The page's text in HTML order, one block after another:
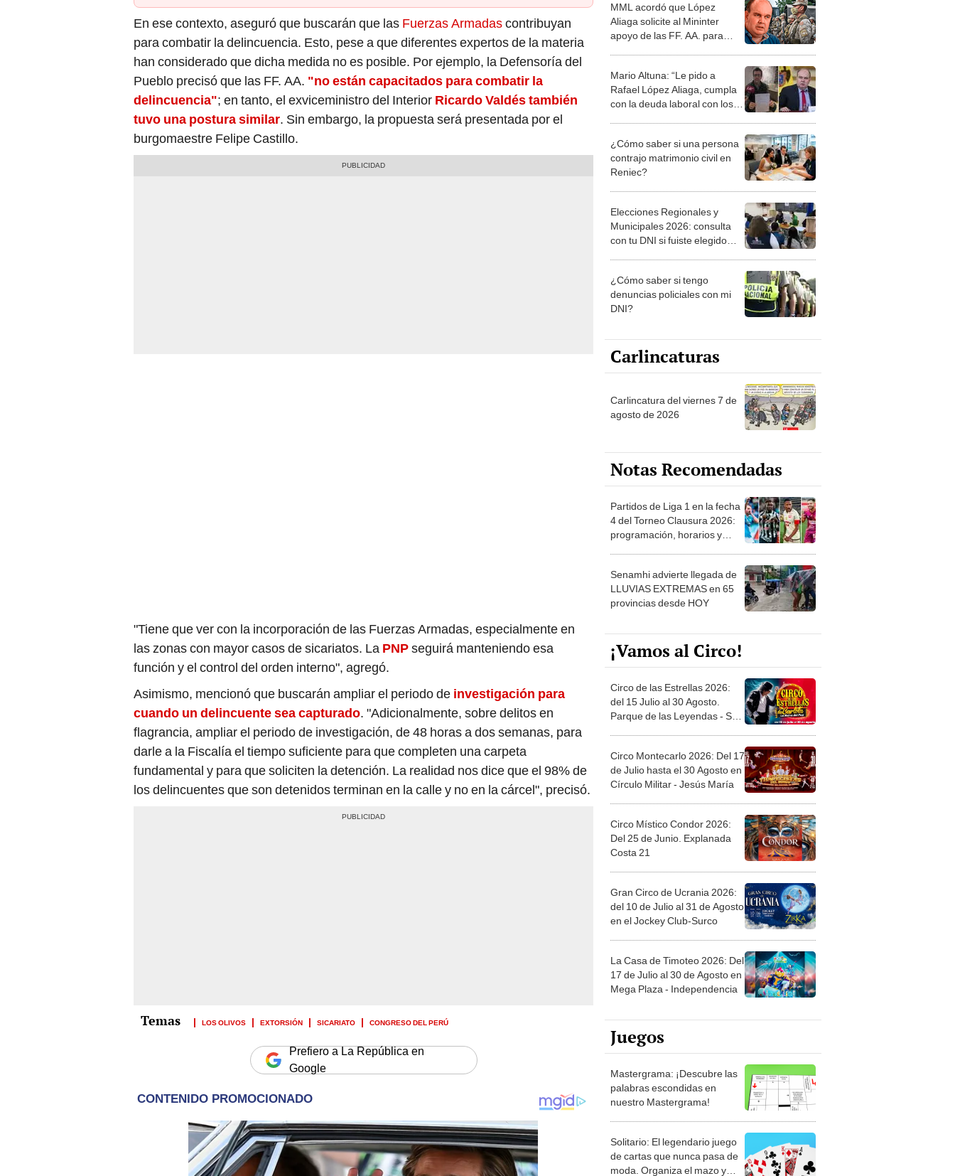
En ese contexto, aseguró que buscarán que las Fuerzas Armadascontribuyan
para combatir la delincuencia. Esto, pese a que diferentes expertos de la materia
han considerado que dicha medida no es posible. Por ejemplo, la Defensoría del
Pueblo precisó que las FF. AA. "no están capacitados para combatir la
delincuencia"; en tanto, el exviceministro del Interior Ricardo Valdés también
tuvo una postura similar. Sin embargo, la propuesta será presentada por el
burgomaestre Felipe Castillo.
"Tiene que ver con la incorporación de las Fuerzas Armadas, especialmente en
las zonas con mayor casos de sicariatos. La PNPseguirá manteniendo esa
función y el control del orden interno", agregó.
Asimismo, mencionó que buscarán ampliar el periodo de investigación para
cuando un delincuente sea capturado. "Adicionalmente, sobre delitos en
flagrancia, ampliar el periodo de investigación, de 48 horas a dos semanas, para
darle a la Fiscalía el tiempo suficiente para que completen una carpeta
fundamental y para que soliciten la detención. La realidad nos dice que el 98% de
los delincuentes que son detenidos terminan en la calle y no en la cárcel", precisó.
LOS OLIVOS EXTORSIÓN SICARIATO CONGRESO DEL PERÚ
Prefiero a La República en
Google
MML acordó que López
Aliaga solicite al Mininter
apoyo de las FF. AA. para
Mario Altuna: “Le pido a
Rafael López Aliaga, cumpla
con la deuda laboral con los
¿Cómo saber si una persona
contrajo matrimonio civil en
Reniec?
Elecciones Regionales y
Municipales 2026: consulta
con tu DNI si fuiste elegido
la ONPE
¿Cómo saber si tengo
denuncias policiales con mi
DNI?
Carlincaturas
Carlincatura del viernes 7 de
agosto de 2026
Notas Recomendadas
Partidos de Liga 1 en la fecha
4 del Torneo Clausura 2026:
programación, horarios y
Senamhi advierte llegada de
LLUVIAS EXTREMAS en 65
provincias desde HOY
¡Vamos al Circo!
Circo de las Estrellas 2026:
del 15 Julio al 30 Agosto.
Parque de las Leyendas - San
Circo Montecarlo 2026: Del 17
de Julio hasta el 30 Agosto en
Círculo Militar - Jesús María
Circo Místico Condor 2026:
Del 25 de Junio. Explanada
Costa 21
Gran Circo de Ucrania 2026:
del 10 de Julio al 31 de Agosto
en el Jockey Club-Surco
La Casa de Timoteo 2026: Del
17 de Julio al 30 de Agosto en
Mega Plaza - Independencia
Juegos
Mastergrama: ¡Descubre las
palabras escondidas en
nuestro Mastergrama!
Solitario: El legendario juego
de cartas que nunca pasa de
moda. Organiza el mazo y